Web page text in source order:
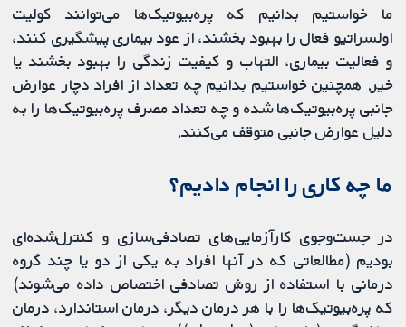
ما خواستیم بدانیم که پره‌بیوتیک‌ها می‌توانند کولیت
اولسراتیو فعال را بهبود بخشند، از عود بیماری پیشگیری کنند،
و فعالیت بیماری، التهاب و کیفیت زندگی را بهبود بخشند یا
خیر. همچنین خواستیم بدانیم چه تعداد از افراد دچار عوارض
جانبی پره‌بیوتیک‌ها شده و چه تعداد مصرف پره‌بیوتیک‌ها را به
دلیل عوارض جانبی متوقف می‌کنند.
ما چه کاری را انجام دادیم؟
در جست‌وجوی کارآزمایی‌های تصادفی‌سازی و کنترل‌شده‌ای
بودیم (مطالعاتی که در آنها افراد به یکی از دو یا چند گروه
درمانی با استفاده از روش تصادفی اختصاص داده می‌شوند)
که پره‌بیوتیک‌ها را با هر درمان دیگر، درمان استاندارد، درمان